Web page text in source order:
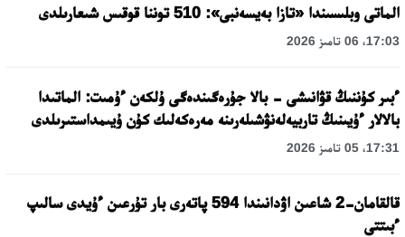
الماتى وبلىسىندا «تازا بەيسەنبى»: 510 توننا قوقىس شىعارىلدى
17:03، 06 تامىز 2026
ءبىر كۇننىڭ قۋانىشى - بالا جۇرەگىندەگى ۇلكەن ءۇمىت: الماتىدا
بالالار ءۇيىنىڭ تاربيەلەنۋشىلەرىنە مەرەكەلىك كۇن ۇيىمداستىرىلدى
17:31، 05 تامىز 2026
قالقامان-2 شاعىن اۋدانىندا 594 پاتەرى بار تۇرعىن ءۇيدى سالىپ
ءبىتتى